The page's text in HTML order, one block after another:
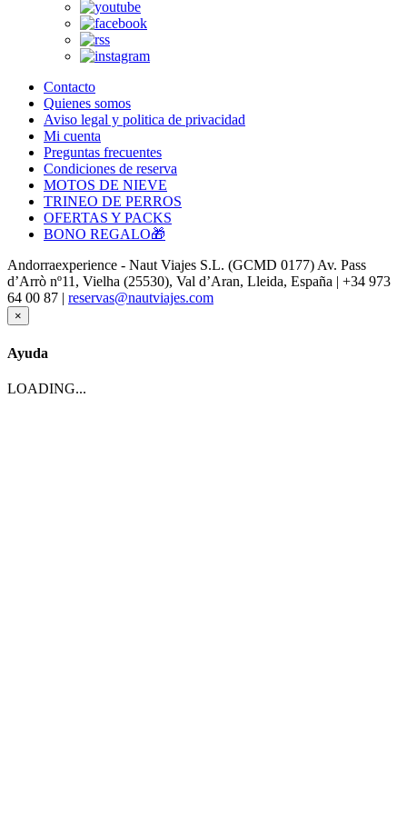
Contacto
Quienes somos
Aviso legal y politica de privacidad
Mi cuenta
Preguntas frecuentes
Condiciones de reserva
MOTOS DE NIEVE
TRINEO DE PERROS
OFERTAS Y PACKS
BONO REGALO🎁
Andorraexperience - Naut Viajes S.L. (GCMD 0177) Av. Pass
d’Arrò nº11, Vielha (25530), Val d’Aran, Lleida, España | +34 973
64 00 87 | reservas@nautviajes.com
×
Ayuda
LOADING...